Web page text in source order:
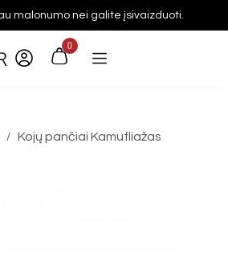
malonumo nei galite įsivaizduoti.
0
/ Kojų pančiai Kamufliažas